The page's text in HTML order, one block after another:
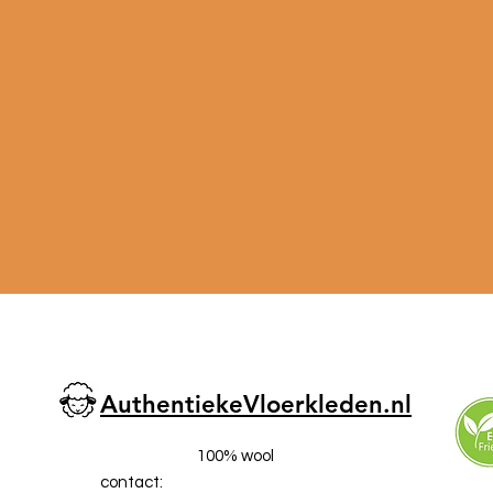
AuthentiekeVloerkleden.nl
100% wool
contact: